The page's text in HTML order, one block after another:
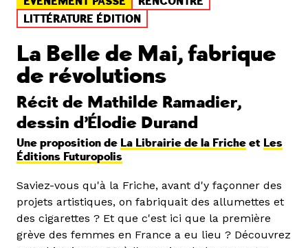
LITTÉRATURE ÉDITION
La Belle de Mai, fabrique
de révolutions
Récit de Mathilde Ramadier,
dessin d’Élodie Durand
Une proposition de La Librairie de la Friche et Les
Éditions Futuropolis
Saviez-vous qu'à la Friche, avant d'y façonner des
projets artistiques, on fabriquait des allumettes et
des cigarettes ? Et que c'est ici que la première
grève des femmes en France a eu lieu ? Découvrez